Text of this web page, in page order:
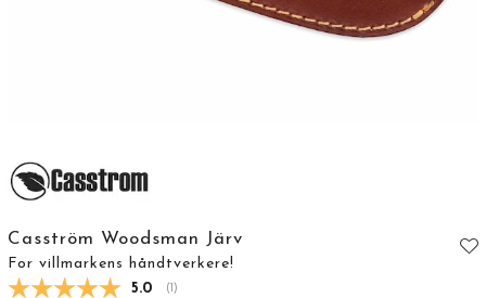
Casström Woodsman Järv
For villmarkens håndtverkere!
Gjennomsnittskarakter:
5.0 ( stemmer:
)